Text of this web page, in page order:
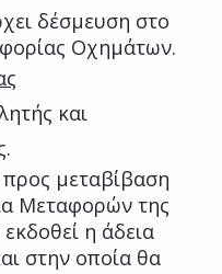
δέσμευση στο
Οχημάτων.
και
μεταβίβαση
Μεταφορών της
η άδεια
στην οποία θα